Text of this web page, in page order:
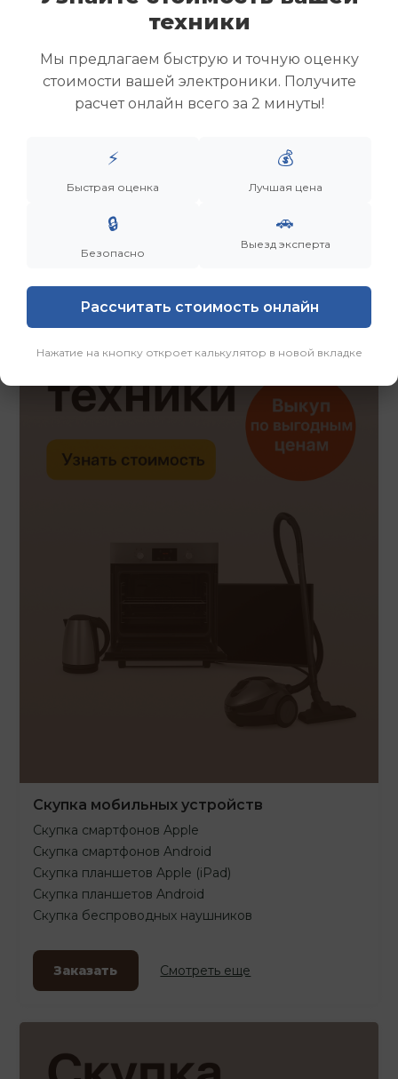
Скупка ноутбуков
Скупка ультрабуков
Скупка игровых ноутбуков
Скупка рабочих ноутбуков
Скупка старых ноутбуков (б/у)
Заказать Смотреть еще
Скупка мобильных устройств
Скупка смартфонов Apple
Скупка смартфонов Android
Скупка планшетов Apple (iPad)
Скупка планшетов Android
Скупка беспроводных наушников
Заказать Смотреть еще
техники
Мы предлагаем быструю и точную оценку
стоимости вашей электроники. Получите
расчет онлайн всего за 2 минуты!
⚡
Быстрая оценка
💰
Лучшая цена
🔒
Безопасно
🚗
Выезд эксперта
Рассчитать стоимость онлайн
Нажатие на кнопку откроет калькулятор в новой вкладке